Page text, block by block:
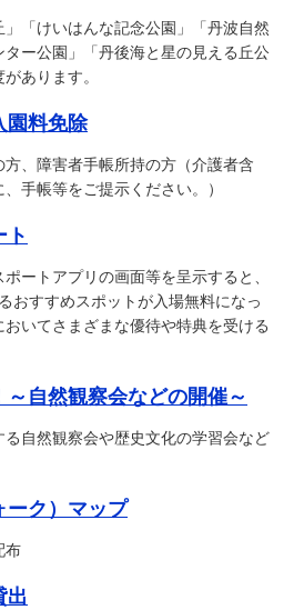
」「けいはんな記念公園」「丹波自然
ー公園」「丹後海と星の見える丘公
あります。
園料免除
、障害者手帳所持の方（介護者含
手帳等をご提示ください。）
ト
ートアプリの画面等を呈示すると、
おすすめスポットが入場無料になっ
いてさまざまな優待や特典を受ける
自然観察会などの開催～
自然観察会や歴史文化の学習会など
ーク）マップ
布
出